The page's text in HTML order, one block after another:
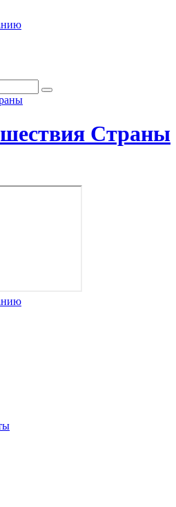
Страны